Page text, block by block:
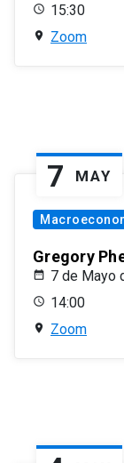
15:30
Zoom
7 MAY
Gregory
7 de Mayo
14:00
Zoom